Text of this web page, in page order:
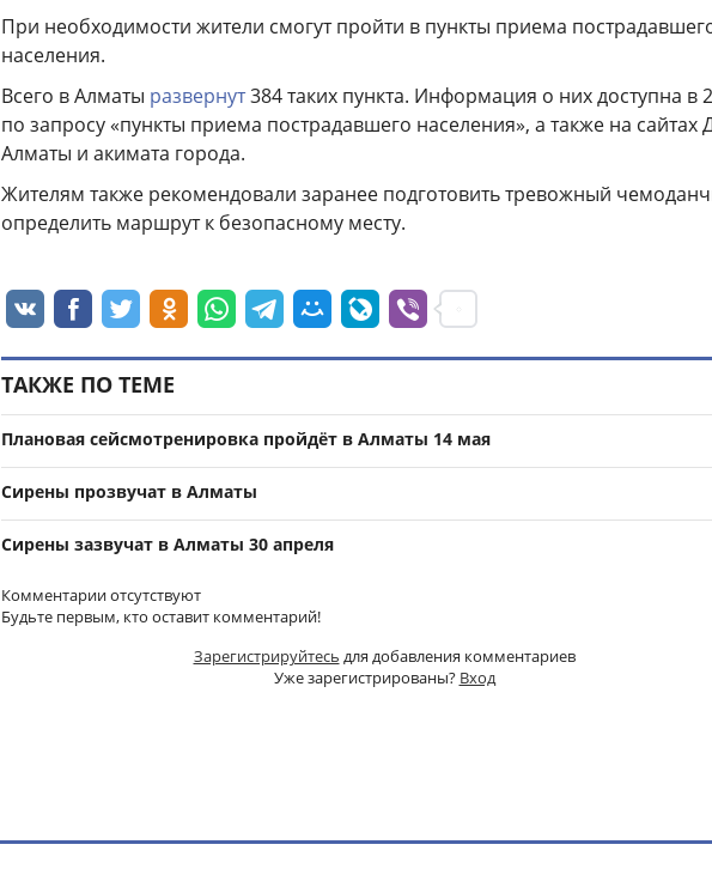
При необходимости жители смогут пройти в пункты приема
населения.
Всего в Алматы развернут384 таких пункта. Информация о них доступна в
по запросу «пункты приема пострадавшего населения», а также на сайтах
Алматы и акимата города.
Жителям также рекомендовали заранее подготовить тревожный
определить маршрут к безопасному месту.
ТАКЖЕ ПО ТЕМЕ
Плановая сейсмотренировка пройдёт в Алматы 14 мая
Сирены прозвучат в Алматы
Сирены зазвучат в Алматы 30 апреля
Комментарии отсутствуют
Будьте первым, кто оставит комментарий!
Зарегистрируйтесь для добавления комментариев
Уже зарегистрированы? Вход